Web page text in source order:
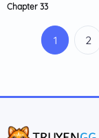
Chapter 33
1 2